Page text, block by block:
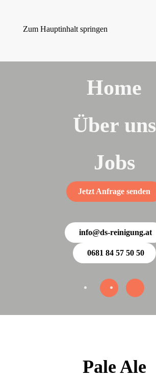
Zum Hauptinhalt springen
Home
Über uns
Jobs
Jetzt Anfrage senden
info@ds-reinigung.at
0681 84 57 50 50
Pale Ale